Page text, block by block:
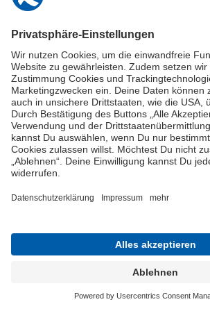
Informationen von unseren Schuldnerberater:innen.
Beratungshotline: 0800 / 5035851
Spendenkonto
Jetzt die Stiftung Deutschland im Plus fördern!